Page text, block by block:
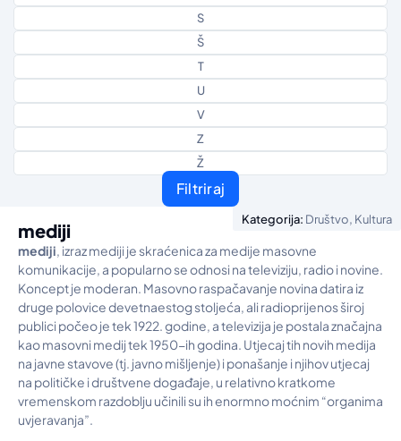
S
Š
T
U
V
Z
Ž
Filtriraj
Kategorija: Društvo, Kultura
mediji
mediji, izraz mediji je skraćenica za medije masovne
komunikacije, a popularno se odnosi na televiziju, radio i novine.
Koncept je moderan. Masovno raspačavanje novina datira iz
druge polovice devetnaestog stoljeća, ali radioprijenos široj
publici počeo je tek 1922. godine, a televizija je postala značajna
kao masovni medij tek 1950-ih godina. Utjecaj tih novih medija
na javne stavove (tj. javno mišljenje) i ponašanje i njihov utjecaj
na političke i društvene događaje, u relativno kratkome
vremenskom razdoblju učinili su ih enormno moćnim “organima
uvjeravanja”.